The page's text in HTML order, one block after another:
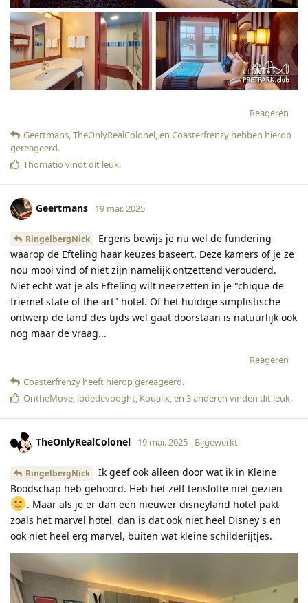
Reageren
Geertmans,TheOnlyRealColonel, en Coasterfrenzy hebben hierop
gereageerd.
Thomatio vindt dit leuk.
Geertmans 19 mar. 2025
RingelbergNick
Ergens bewijs je nu wel de fundering
waarop de Efteling haar keuzes baseert. Deze kamers of je ze
nou mooi vind of niet zijn namelijk ontzettend verouderd.
Niet echt wat je als Efteling wilt neerzetten in je "chique de
friemel state of the art" hotel. Of het huidige simplistische
ontwerp de tand des tijds wel gaat doorstaan is natuurlijk ook
nog maar de vraag...
Reageren
Coasterfrenzy heeft hierop gereageerd.
OntheMove, lodedevooght, Koualix, en 3anderen vinden dit leuk.
TheOnlyRealColonel 19 mar. 2025 Bijgewerkt
RingelbergNick
Ik geef ook alleen door wat ik in Kleine
Boodschap heb gehoord. Heb het zelf tenslotte niet gezien
. Maar als je er dan een nieuwer disneyland hotel pakt
zoals het marvel hotel, dan is dat ook niet heel Disney's en
ook niet heel erg marvel, buiten wat kleine schilderijtjes.